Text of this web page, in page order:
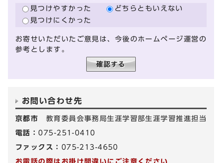
見つけやすかった
どちらともいえない
見つけにくかった
お寄せいただいたご意見は、今後のホームページ運営の
参考とします。
お問い合わせ先
京都市 教育委員会事務局生涯学習部生涯学習推進担当
電話：075-251-0410
ファックス： 075-213-4650
お電話の際はお掛け間違いにご注意ください